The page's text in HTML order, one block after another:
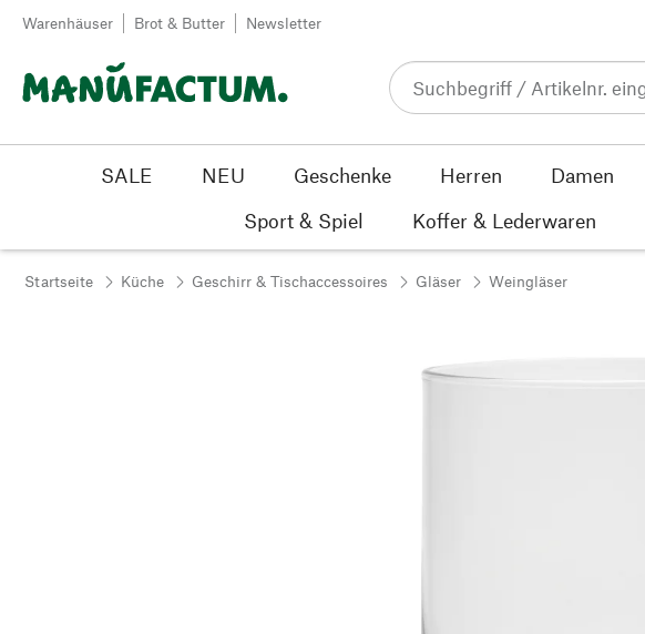
Zum Inhalt springen
Warenhäuser Brot & Butter Newsletter
SALE NEU Geschenke Herren Damen
Sport & Spiel
Koffer & Lederwaren
Startseite Küche Geschirr & Tischaccessoires Gläser Weingläser